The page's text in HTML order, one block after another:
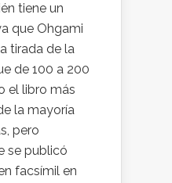
tiene un
que Ohgami
tirada de la
de 100 a 200
el libro más
la mayoría
pero
se publicó
facsímil en